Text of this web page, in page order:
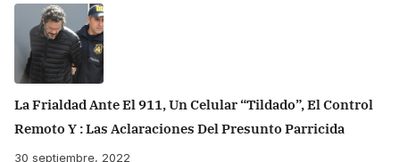
La Frialdad Ante El 911, Un Celular “tildado”, El Control
Remoto Y : Las Aclaraciones Del Presunto Parricida
30 septiembre, 2022